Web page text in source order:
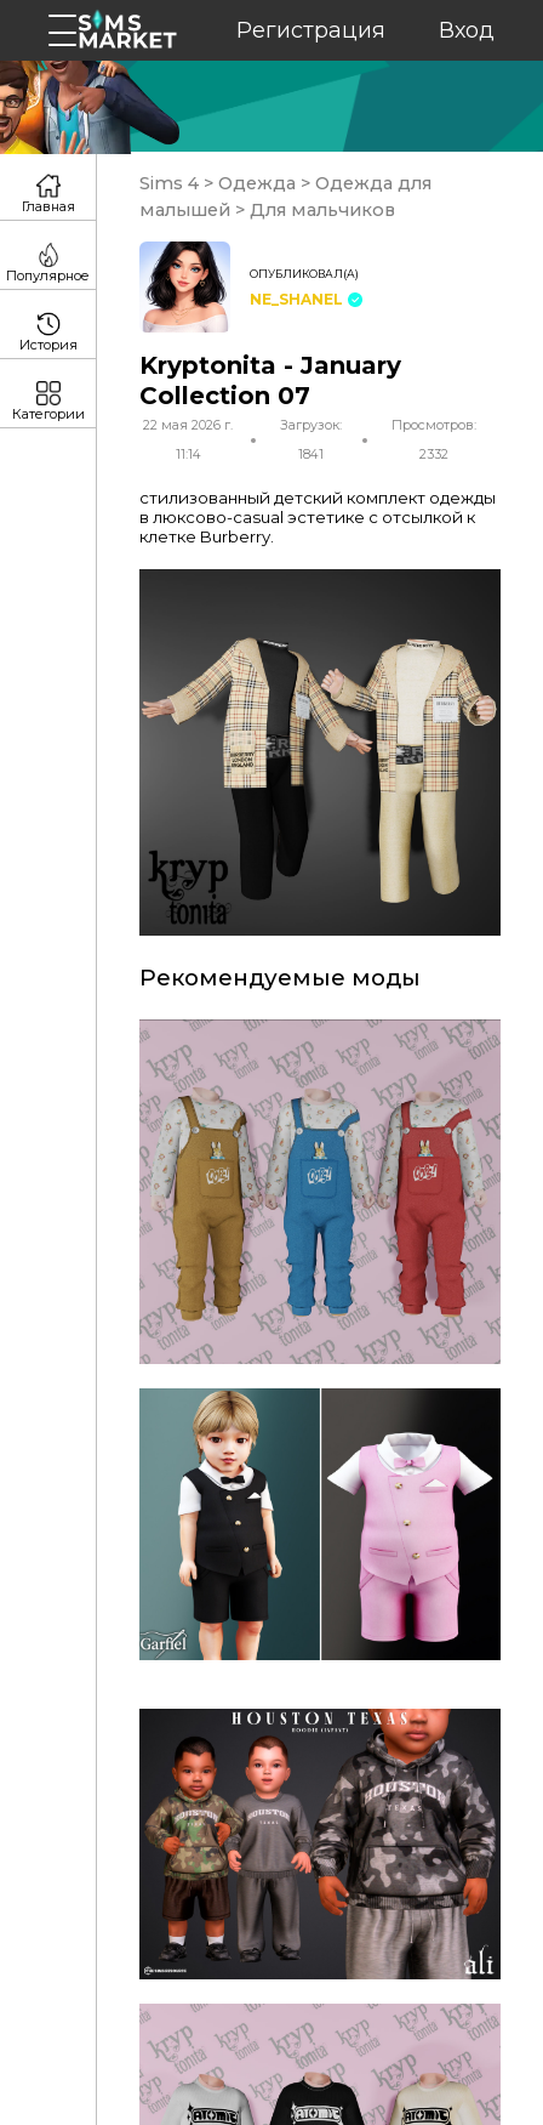
Регистрация Вход
Sims 4 > Одежда > Одежда для
малышей > Для мальчиков
ОПУБЛИКОВАЛ(А)
NE_SHANEL
Kryptonita - January
Collection 07
22 мая 2026 г.
11:14
Загрузок:
1841
Просмотров:
2332
стилизованный детский комплект одежды
в люксово-casual эстетике с отсылкой к
клетке Burberry.
Рекомендуемые моды
Infant - Formal vest outfit with bow tie and elegant
party style Garfiel
Главная
Популярное
История
Категории